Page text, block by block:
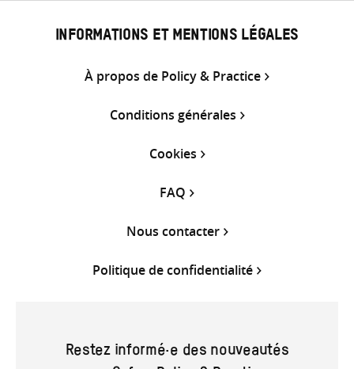
INFORMATIONS ET MENTIONS LÉGALES
À propos de Policy & Practice
Conditions générales
Cookies
FAQ
Nous contacter
Politique de confidentialité
Restez informé·e des nouveautés